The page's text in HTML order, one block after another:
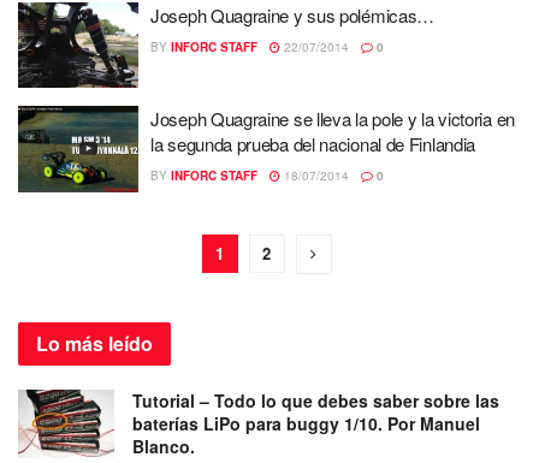
Joseph Quagraine y sus polémicas…
BY INFORC STAFF 22/07/2014 0
Joseph Quagraine se lleva la pole y la victoria en
la segunda prueba del nacional de Finlandia
BY INFORC STAFF 18/07/2014 0
1 2
Lo más leído
Tutorial – Todo lo que debes saber sobre las
baterías LiPo para buggy 1/10. Por Manuel
Blanco.